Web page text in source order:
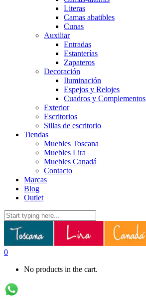
Literas
Camas abatibles
Cunas
Auxiliar
Entradas
Estanterías
Zapateros
Decoración
Iluminación
Espejos y Relojes
Cuadros y Complementos
Exterior
Escritorios
Sillas de escritorio
Tiendas
Muebles Toscana
Muebles Lira
Muebles Canadá
Contacto
Marcas
Blog
Outlet
0
No products in the cart.